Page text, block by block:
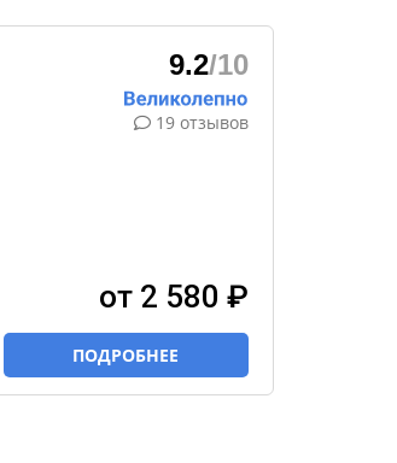
9.2/10
19 отзывов
от 2 580 ₽
ПОДРОБНЕЕ